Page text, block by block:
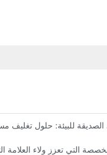
الصديقة للبيئة: حلول تغليف
التي تعزز ولاء العلامة